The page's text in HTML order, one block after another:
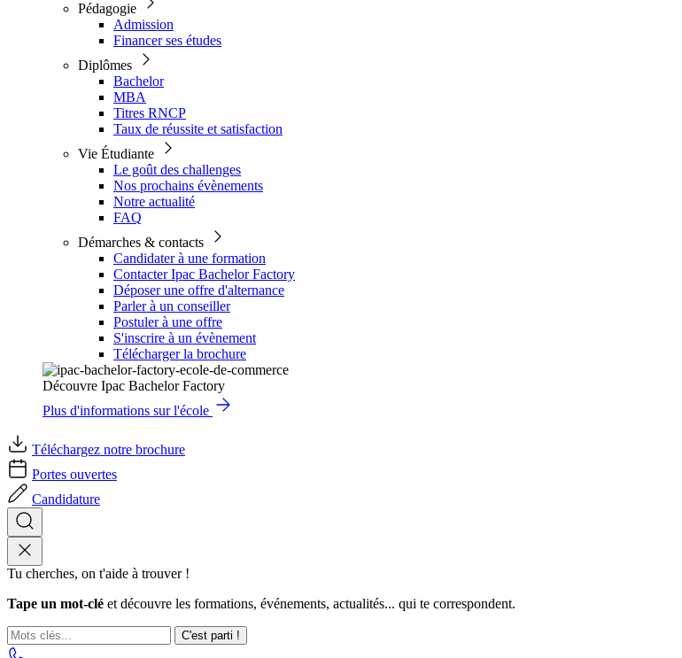
Pédagogie
Admission
Financer ses études
Diplômes
Bachelor
MBA
Titres RNCP
Taux de réussite et satisfaction
Vie Étudiante
Le goût des challenges
Nos prochains évènements
Notre actualité
FAQ
Démarches & contacts
Candidater à une formation
Contacter Ipac Bachelor Factory
Déposer une offre d'alternance
Parler à un conseiller
Postuler à une offre
S'inscrire à un évènement
Télécharger la brochure
Découvre Ipac Bachelor Factory
Plus d'informations sur l'école
Téléchargez notre brochure
Portes ouvertes
Candidature
Tu cherches, on t'aide à trouver !
Tape un mot-clé et découvre les formations, événements, actualités... qui te correspondent.
C'est parti !